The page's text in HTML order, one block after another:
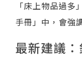
「床上物品過
手冊」中，會強
最新建議